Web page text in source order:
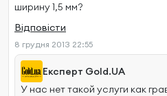
ширину 1,5 мм?
Відповісти
8 грудня 2013 22:55
Експерт Gold.UA
У нас нет такой услуги как